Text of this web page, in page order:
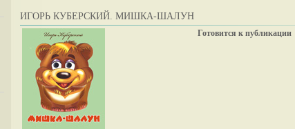
ИГОРЬ КУБЕРСКИЙ. МИШКА-ШАЛУН
Готовится к публикации